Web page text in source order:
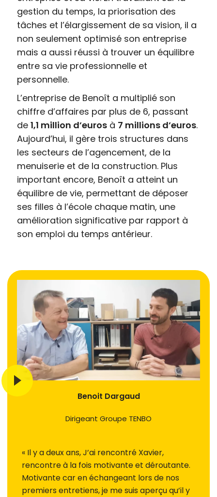
gestion du temps, la priorisation des
tâches et l’élargissement de sa vision, il a
non seulement optimisé son entreprise
mais a aussi réussi à trouver un équilibre
entre sa vie professionnelle et
personnelle.
L’entreprise de Benoît a multiplié son
chiffre d’affaires par plus de 6, passant
de 1,1 million d’euros à 7 millions d’euros.
Aujourd’hui, il gère trois structures dans
les secteurs de l’agencement, de la
menuiserie et de la construction. Plus
important encore, Benoît a atteint un
équilibre de vie, permettant de déposer
ses filles à l’école chaque matin, une
amélioration significative par rapport à
son emploi du temps antérieur.
« Il y a deux ans, J’ai rencontré Xavier,
rencontre à la fois motivante et déroutante.
Motivante car en échangeant lors de nos
premiers entretiens, je me suis aperçu qu’il y
Benoit Dargaud
Dirigeant Groupe TENBO